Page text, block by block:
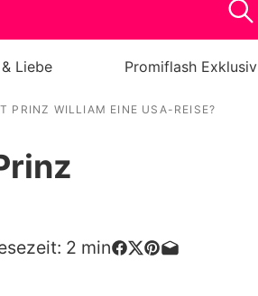
Liebe Promiflash Exklusiv
PRINZ WILLIAM EINE USA-REISE?
2 min